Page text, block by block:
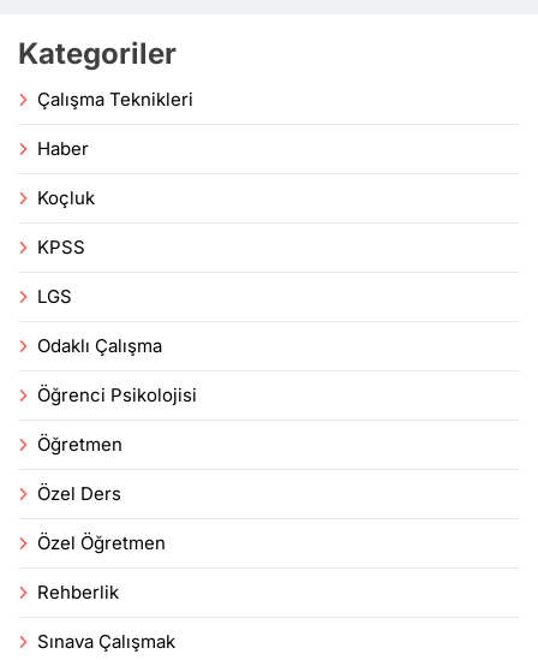
Kategoriler
Çalışma Teknikleri
Haber
Koçluk
KPSS
LGS
Odaklı Çalışma
Öğrenci Psikolojisi
Öğretmen
Özel Ders
Özel Öğretmen
Rehberlik
Sınava Çalışmak